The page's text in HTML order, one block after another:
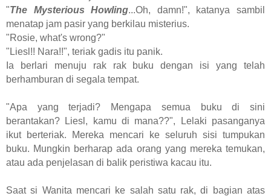
"The Mysterious Howling...Oh, damn!", katanya sambil
menatap jam pasir yang berkilau misterius.
"Rosie, what's wrong?"
"Liesl!! Nara!!", teriak gadis itu panik.
Ia berlari menuju rak rak buku dengan isi yang telah
berhamburan di segala tempat.
"Apa yang terjadi? Mengapa semua buku di sini
berantakan? Liesl, kamu di mana??", Lelaki pasanganya
ikut berteriak. Mereka mencari ke seluruh sisi tumpukan
buku. Mungkin berharap ada orang yang mereka temukan,
atau ada penjelasan di balik peristiwa kacau itu.
Saat si Wanita mencari ke salah satu rak, di bagian atas